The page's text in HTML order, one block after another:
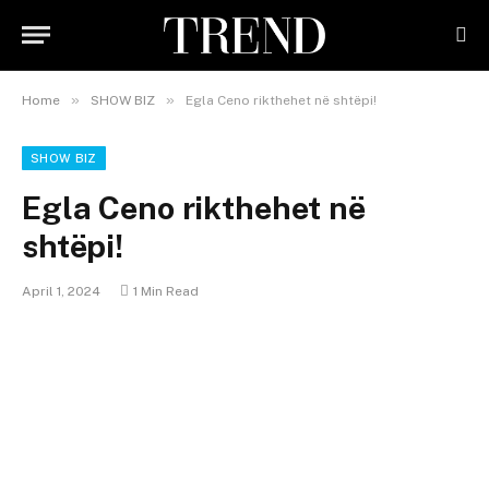
Home » SHOW BIZ » Egla Ceno rikthehet në shtëpi!
SHOW BIZ
Egla Ceno rikthehet në
shtëpi!
April 1, 2024 1 Min Read